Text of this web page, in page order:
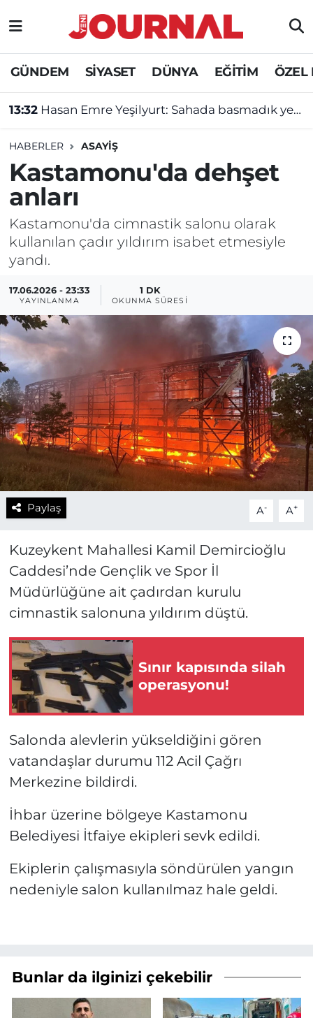
GÜNDEM SİYASET DÜNYA EĞİTİM ÖZEL
13:32 Hasan Emre Yeşilyurt: Sahada basmadık yer bırakmayacağım!
HABERLER ASAYİŞ
Kastamonu'da dehşet
anları
Kastamonu'da cimnastik salonu olarak
kullanılan çadır yıldırım isabet etmesiyle
yandı.
17.06.2026 - 23:33
YAYINLANMA
1 DK
OKUNMA SÜRESI
Paylaş A- A+
Kuzeykent Mahallesi Kamil Demircioğlu
Caddesi’nde Gençlik ve Spor İl
Müdürlüğüne ait çadırdan kurulu
cimnastik salonuna yıldırım düştü.
Sınır kapısında silah
operasyonu!
Salonda alevlerin yükseldiğini gören
vatandaşlar durumu 112 Acil Çağrı
Merkezine bildirdi.
İhbar üzerine bölgeye Kastamonu
Belediyesi İtfaiye ekipleri sevk edildi.
Ekiplerin çalışmasıyla söndürülen yangın
nedeniyle salon kullanılmaz hale geldi.
Bunlar da ilginizi çekebilir
GÜNDEM
SİYASET
EĞİTİM
ÖZEL HABER
Nöbetçi Eczaneler
Hava Durumu
Süper Lig Puan Durumu ve Fikstür
Tüm Manşetler
Son Dakika Haberleri
Haber Arşivi